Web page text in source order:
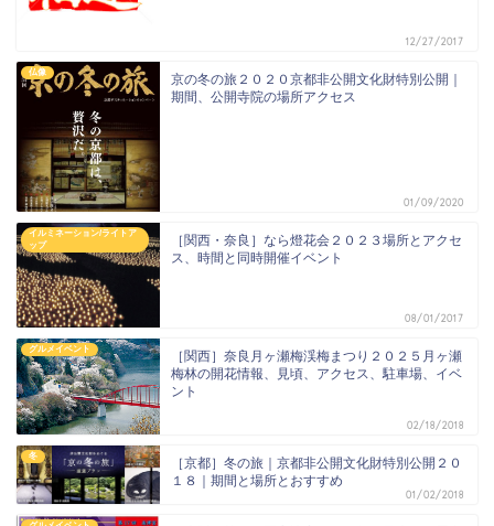
12/27/2017
仏像
京の冬の旅２０２０京都非公開文化財特別公開｜
期間、公開寺院の場所アクセス
01/09/2020
イルミネーション/ライトア
ップ
［関西・奈良］なら燈花会２０２３場所とアクセ
ス、時間と同時開催イベント
08/01/2017
グルメイベント
［関西］奈良月ヶ瀬梅渓梅まつり２０２５月ヶ瀬
梅林の開花情報、見頃、アクセス、駐車場、イベ
ント
02/18/2018
冬
［京都］冬の旅｜京都非公開文化財特別公開２０
１８｜期間と場所とおすすめ
01/02/2018